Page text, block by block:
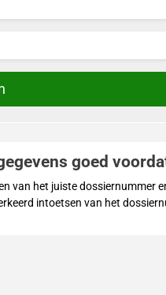
goed
van het juiste dossiernummer
intoetsen van het